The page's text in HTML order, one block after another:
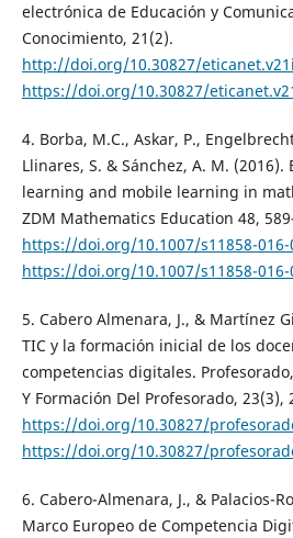
electrónica de Educación y
Conocimiento, 21(2).
http://doi.org/10.30827/
https://doi.org/10.30827/
4. Borba, M.C., Askar, P.,
Llinares, S. & Sánchez, A. M.
learning and mobile learning in
ZDM Mathematics Education 48,
https://doi.org/10.1007/s11858-016-
https://doi.org/10.1007/s11858-016-
5. Cabero Almenara, J., & Martínez
TIC y la formación inicial de los
competencias digitales.
Y Formación Del Profesorado, 23(3),
https://doi.org/10.30827/
https://doi.org/10.30827/
6. Cabero-Almenara, J., & Palacios-
Marco Europeo de Competencia